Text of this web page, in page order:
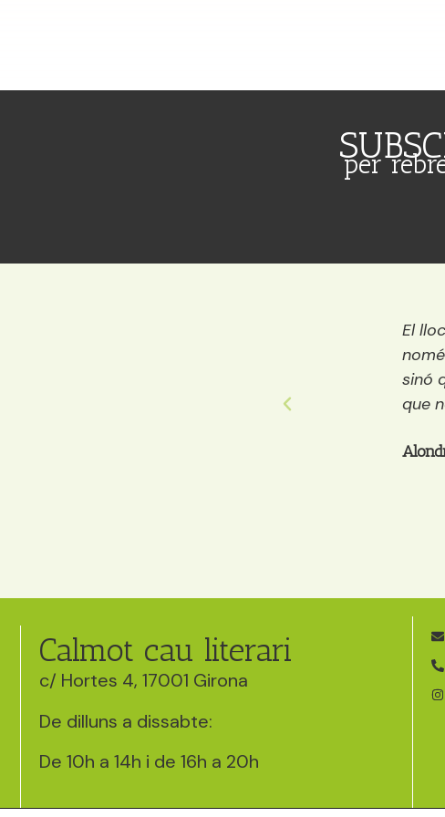
per
El lloc és preciós i t’atenen amb tanta dedicació
només compres un llibre recomanat amb molt
sinó que vius una experiència. Això és un valor
Calmot cau literari
c/ Hortes 4, 17001 Girona
De dilluns a dissabte:
De 10h a 14h i de 16h a 20h